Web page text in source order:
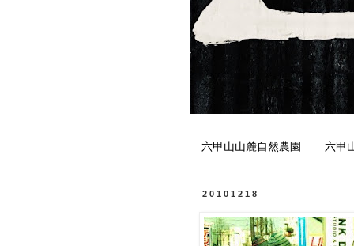
六甲山山麓自然農園 六甲
20101218